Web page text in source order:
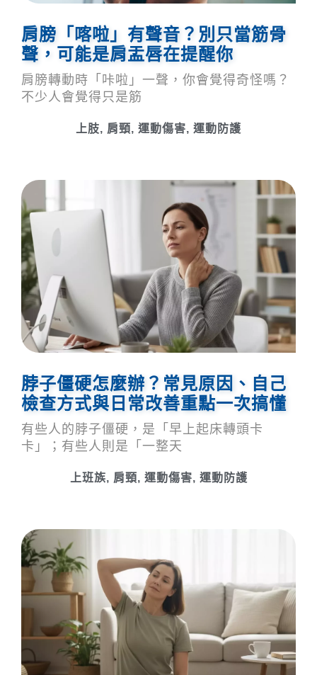
肩膀「喀啦」有聲音？別只當筋骨
聲，可能是肩盂唇在提醒你
肩膀轉動時「咔啦」一聲，你會覺得奇怪嗎？
不少人會覺得只是筋
上肢, 肩頸, 運動傷害, 運動防護
脖子僵硬怎麼辦？常見原因、自己
檢查方式與日常改善重點一次搞懂
有些人的脖子僵硬，是「早上起床轉頭卡
卡」；有些人則是「一整天
上班族, 肩頸, 運動傷害, 運動防護